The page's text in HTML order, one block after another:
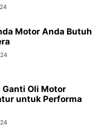
Motor Anda Butuh
Oli Motor
untuk Performa